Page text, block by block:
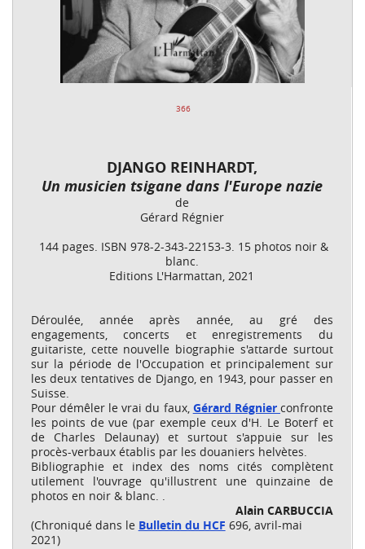
366
DJANGO REINHARDT,
Un musicien tsigane dans l'Europe nazie
de
Gérard Régnier
144 pages. ISBN 978-2-343-22153-3. 15 photos noir &
blanc.
Editions L'Harmattan, 2021
Déroulée, année après année, au gré des
engagements, concerts et enregistrements du
guitariste, cette nouvelle biographie s'attarde surtout
sur la période de l'Occupation et principalement sur
les deux tentatives de Django, en 1943, pour passer en
Suisse.
Pour démêler le vrai du faux, Gérard Régnierconfronte
les points de vue (par exemple ceux d'H. Le Boterf et
de Charles Delaunay) et surtout s'appuie sur les
procès-verbaux établis par les douaniers helvètes.
Bibliographie et index des noms cités complètent
utilement l'ouvrage qu'illustrent une quinzaine de
photos en noir & blanc. .
Alain CARBUCCIA
(Chroniqué dans le Bulletin du HCF 696, avril-mai
2021)